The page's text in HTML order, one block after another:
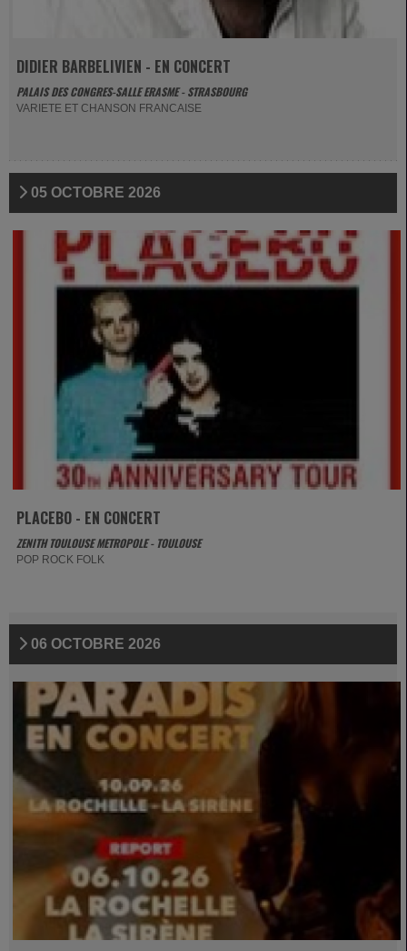
DIDIER BARBELIVIEN - EN CONCERT
PALAIS DES CONGRES-SALLE ERASME - STRASBOURG
VARIETE ET CHANSON FRANCAISE
05 OCTOBRE 2026
PLACEBO - EN CONCERT
ZENITH TOULOUSE METROPOLE - TOULOUSE
POP ROCK FOLK
06 OCTOBRE 2026